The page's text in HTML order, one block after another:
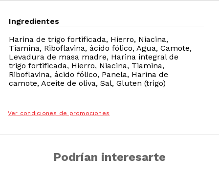
Ingredientes
Harina de trigo fortificada, Hierro, Niacina,
Tiamina, Riboflavina, ácido fólico, Agua, Camote,
Levadura de masa madre, Harina integral de
trigo fortificada, Hierro, Niacina, Tiamina,
Riboflavina, ácido fólico, Panela, Harina de
camote, Aceite de oliva, Sal, Gluten (trigo)
Ver condiciones de promociones
Podrían interesarte